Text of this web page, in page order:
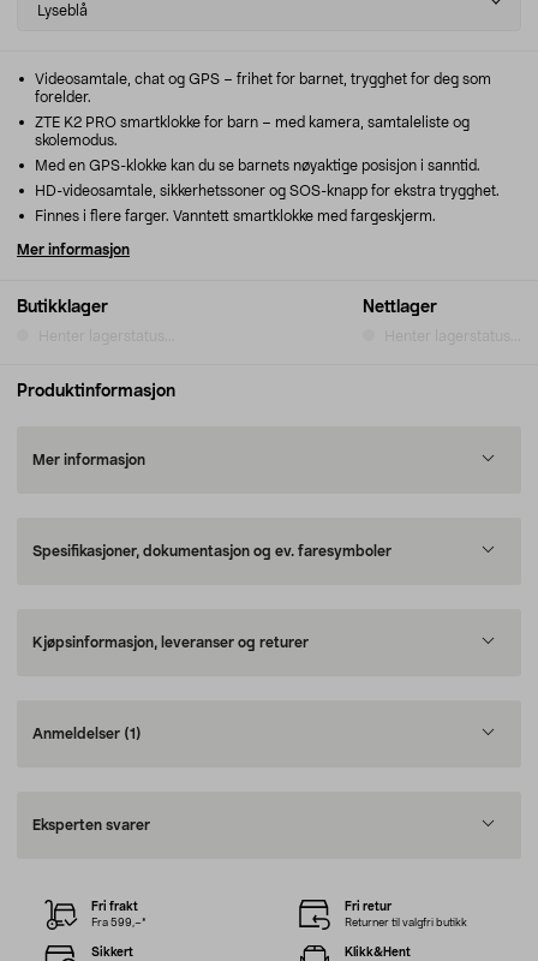
variant
Lyseblå
Butikklager
Henter lagerstatus...
Nettlager
Henter lagerstatus...
Videosamtale, chat og GPS – frihet for barnet, trygghet for deg som
forelder.
ZTE K2 PRO smartklokke for barn – med kamera, samtaleliste og
skolemodus.
Med en GPS-klokke kan du se barnets nøyaktige posisjon i sanntid.
HD-videosamtale, sikkerhetssoner og SOS-knapp for ekstra trygghet.
Finnes i flere farger. Vanntett smartklokke med fargeskjerm.
Mer informasjon
Produktinformasjon
Mer informasjon
Spesifikasjoner, dokumentasjon og ev. faresymboler
Kjøpsinformasjon, leveranser og returer
Anmeldelser (1)
Eksperten svarer
Fri frakt
Fra 599,–*
Fri retur
Returner til valgfri butikk
Sikkert Klikk&Hent